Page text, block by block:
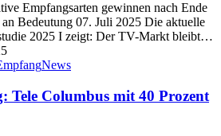
Empfangsarten gewinnen nach Ende
Bedeutung 07. Juli 2025 Die aktuelle
2025 I zeigt: Der TV-Markt bleibt…
News
Tele Columbus mit 40 Prozent